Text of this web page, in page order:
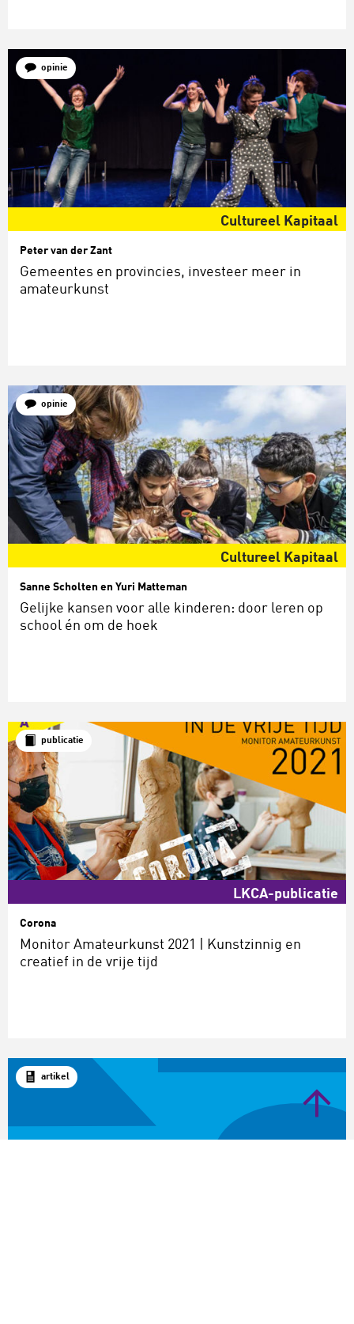
opinie
Cultureel Kapitaal
Peter van der Zant
Gemeentes en provincies, investeer meer in
amateurkunst
opinie
Cultureel Kapitaal
Sanne Scholten en Yuri Matteman
Gelijke kansen voor alle kinderen: door leren op
school én om de hoek
publicatie
LKCA-publicatie
Corona
Monitor Amateurkunst 2021 | Kunstzinnig en
creatief in de vrije tijd
artikel